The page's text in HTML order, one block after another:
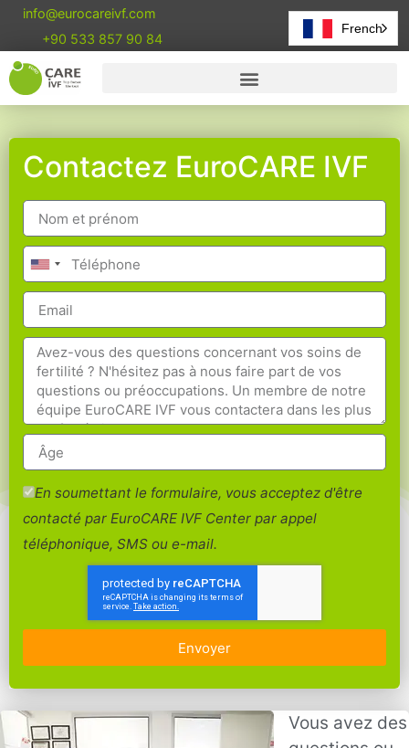
info@eurocareivf.com
+90 533 857 90 84
Vous avez des
Contactez EuroCARE IVF
En soumettant le formulaire, vous acceptez d'être
contacté par EuroCARE IVF Center par appel
téléphonique, SMS ou e-mail.
Envoyer
French